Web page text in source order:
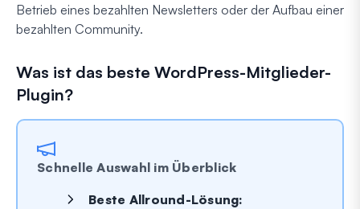
Betrieb eines bezahlten Newsletters oder der Aufbau einer
bezahlten Community.
Was ist das beste WordPress-Mitglieder-
Plugin?
Schnelle Auswahl im Überblick
Beste Allround-Lösung: